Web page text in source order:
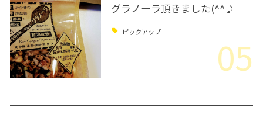
グラノーラ頂きました(^^♪
ピックアップ
05